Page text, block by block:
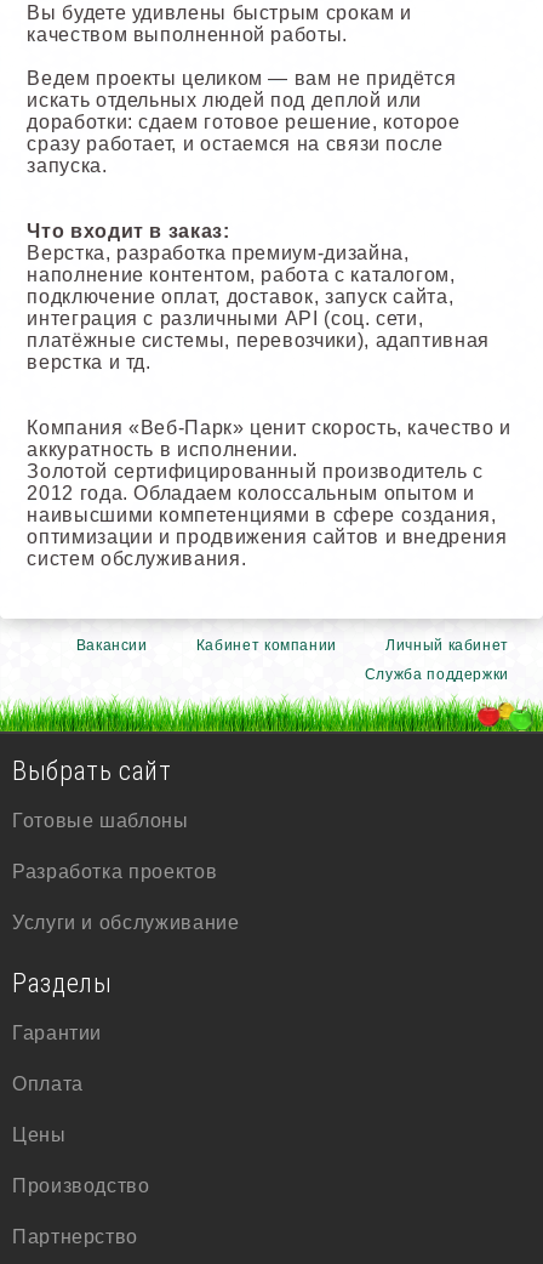
Вы будете удивлены быстрым срокам и
качеством выполненной работы.
Ведем проекты целиком — вам не придётся
искать отдельных людей под деплой или
доработки: сдаем готовое решение, которое
сразу работает, и остаемся на связи после
запуска.
Что входит в заказ:
Верстка, разработка премиум-дизайна,
наполнение контентом, работа с каталогом,
подключение оплат, доставок, запуск сайта,
интеграция с различными API (соц. сети,
платёжные системы, перевозчики), адаптивная
верстка и тд.
Компания «Веб-Парк» ценит скорость, качество и
аккуратность в исполнении.
Золотой сертифицированный производитель с
2012 года. Обладаем колоссальным опытом и
наивысшими компетенциями в сфере создания,
оптимизации и продвижения сайтов и внедрения
систем обслуживания.
Вакансии Кабинет компании
Личный кабинет
Служба поддержки
Выбрать сайт
Готовые шаблоны
Разработка проектов
Услуги и обслуживание
Разделы
Гарантии
Оплата
Цены
Производство
Партнерство